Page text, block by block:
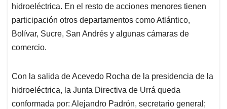
hidroeléctrica. En el resto de acciones menores tienen
participación otros departamentos como Atlántico,
Bolívar, Sucre, San Andrés y algunas cámaras de
comercio.
Con la salida de Acevedo Rocha de la presidencia de la
hidroeléctrica, la Junta Directiva de Urrá queda
conformada por: Alejandro Padrón, secretario general;